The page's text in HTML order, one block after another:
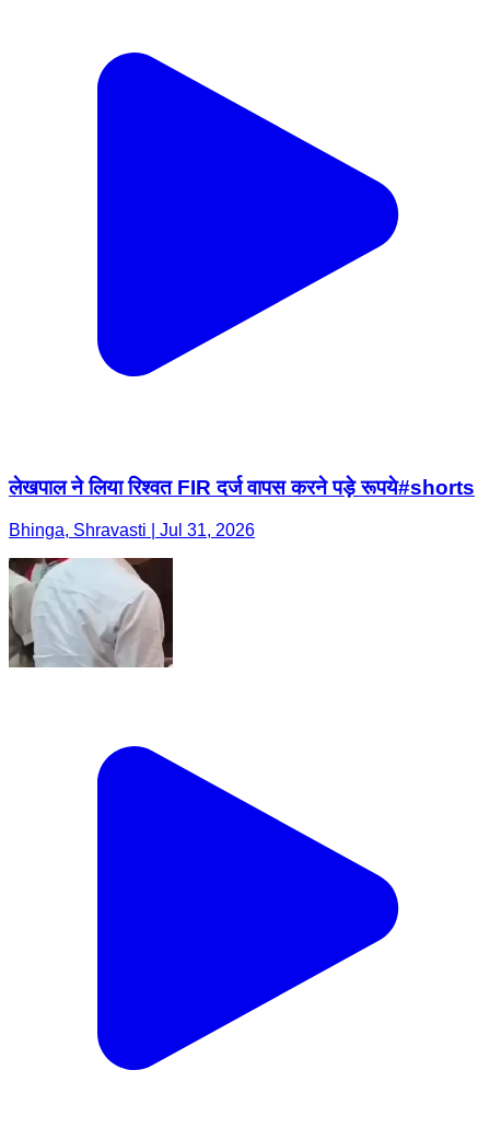
लेखपाल ने लिया रिश्वत FIR दर्ज वापस करने पड़े रूपये#shorts
Bhinga, Shravasti | Jul 31, 2026